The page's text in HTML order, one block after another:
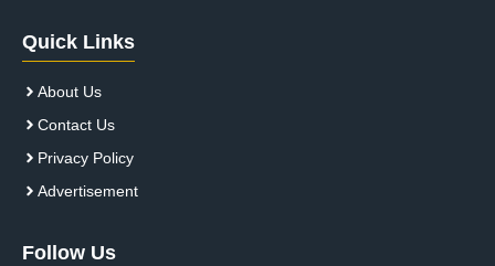
Quick Links
About Us
Contact Us
Privacy Policy
Advertisement
Follow Us